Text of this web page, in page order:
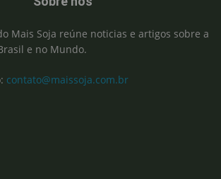
Mais Soja reúne noticias e artigos sobre a
e no Mundo.
contato@maissoja.com.br